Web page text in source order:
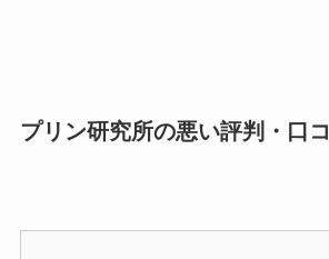
プリン研究所の悪い評判・口